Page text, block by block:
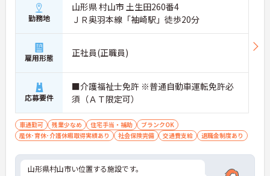
勤務地
山形県 村山市 土生田260番4
ＪＲ奥羽本線「袖崎駅」徒歩20分
雇用形態 正社員(正職員)
応募要件
■介護福祉士免許 ※普通自動車運転免許必
須（ＡＴ限定可）
車通勤可 残業少なめ 住宅手当・補助
ブランクOK
産休･育休･介護休暇取得実績あり
社会保険完備 交通費支給 退職金制度あり
山形県村山市い位置する施設です。